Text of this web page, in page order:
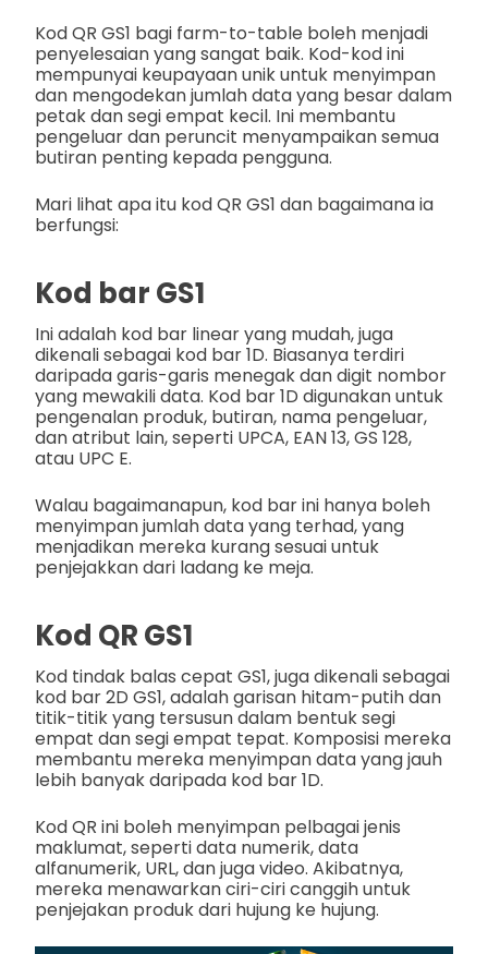
Kod QR GS1 bagi farm-to-table boleh menjadi
penyelesaian yang sangat baik. Kod-kod ini
mempunyai keupayaan unik untuk menyimpan
dan mengodekan jumlah data yang besar dalam
petak dan segi empat kecil. Ini membantu
pengeluar dan peruncit menyampaikan semua
butiran penting kepada pengguna.
Mari lihat apa itu kod QR GS1 dan bagaimana ia
berfungsi:
Kod bar GS1
Ini adalah kod bar linear yang mudah, juga
dikenali sebagai kod bar 1D. Biasanya terdiri
daripada garis-garis menegak dan digit nombor
yang mewakili data. Kod bar 1D digunakan untuk
pengenalan produk, butiran, nama pengeluar,
dan atribut lain, seperti UPCA, EAN 13, GS 128,
atau UPC E.
Walau bagaimanapun, kod bar ini hanya boleh
menyimpan jumlah data yang terhad, yang
menjadikan mereka kurang sesuai untuk
penjejakkan dari ladang ke meja.
Kod QR GS1
Kod tindak balas cepat GS1, juga dikenali sebagai
kod bar 2D GS1, adalah garisan hitam-putih dan
titik-titik yang tersusun dalam bentuk segi
empat dan segi empat tepat. Komposisi mereka
membantu mereka menyimpan data yang jauh
lebih banyak daripada kod bar 1D.
Kod QR ini boleh menyimpan pelbagai jenis
maklumat, seperti data numerik, data
alfanumerik, URL, dan juga video. Akibatnya,
mereka menawarkan ciri-ciri canggih untuk
penjejakan produk dari hujung ke hujung.